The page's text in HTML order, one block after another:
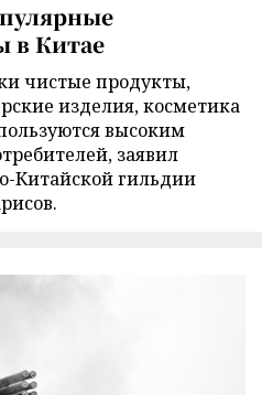
в Китае
чистые продукты,
изделия, косметика
высоким
заявил
Китайской гильдии